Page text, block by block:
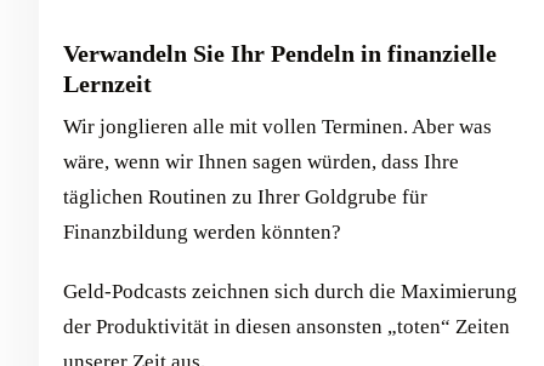
Verwandeln Sie Ihr Pendeln in finanzielle
Lernzeit
Wir jonglieren alle mit vollen Terminen. Aber was
wäre, wenn wir Ihnen sagen würden, dass Ihre
täglichen Routinen zu Ihrer Goldgrube für
Finanzbildung werden könnten?
Geld-Podcasts zeichnen sich durch die Maximierung
der Produktivität in diesen ansonsten „toten“ Zeiten